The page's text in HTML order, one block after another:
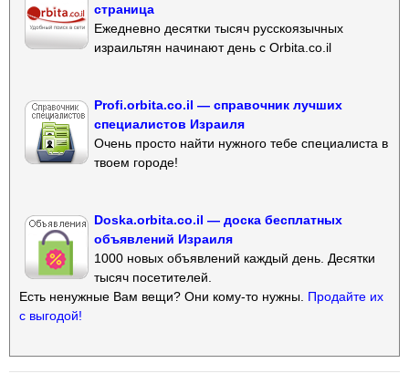
страница
Ежедневно десятки тысяч русскоязычных
израильтян начинают день с Orbita.co.il
Profi.orbita.co.il — справочник лучших
специалистов Израиля
Очень просто найти нужного тебе специалиста в
твоем городе!
Doska.orbita.co.il — доска бесплатных
объявлений Израиля
1000 новых объявлений каждый день. Десятки
тысяч посетителей.
Есть ненужные Вам вещи? Они кому-то нужны. Продайте их
с выгодой!